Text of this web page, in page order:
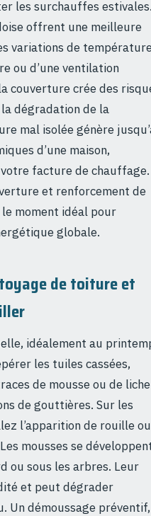
les surchauffes
offrent une meilleure
variations de
ou d’une ventilation
couverture crée des
dégradation de la
mal isolée génère
d’une maison,
facture de chauffage.
et renforcement de
moment idéal pour
globale.
de toiture et
idéalement au
les tuiles cassées,
de mousse ou de
de gouttières. Sur les
l’apparition de rouille ou
mousses se
ou sous les arbres. Leur
et peut dégrader
Un démoussage préventif,